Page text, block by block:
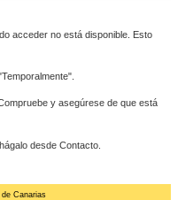
acceder no está disponible. Esto
y asegúrese de que está
desde Contacto.
Canarias